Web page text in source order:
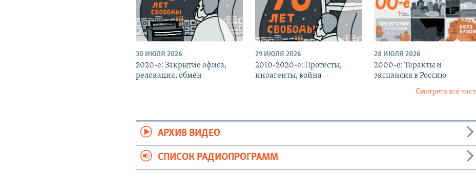
30 ИЮЛЯ 2026
2020-е: Закрытие офиса,
релокация, обмен
29 ИЮЛЯ 2026
2010-2020-е: Протесты,
иноагенты, война
28 ИЮЛЯ 2026
2000-е: Теракты и
экспансия в Россию
Смотреть все
АРХИВ ВИДЕО
СПИСОК РАДИОПРОГРАММ